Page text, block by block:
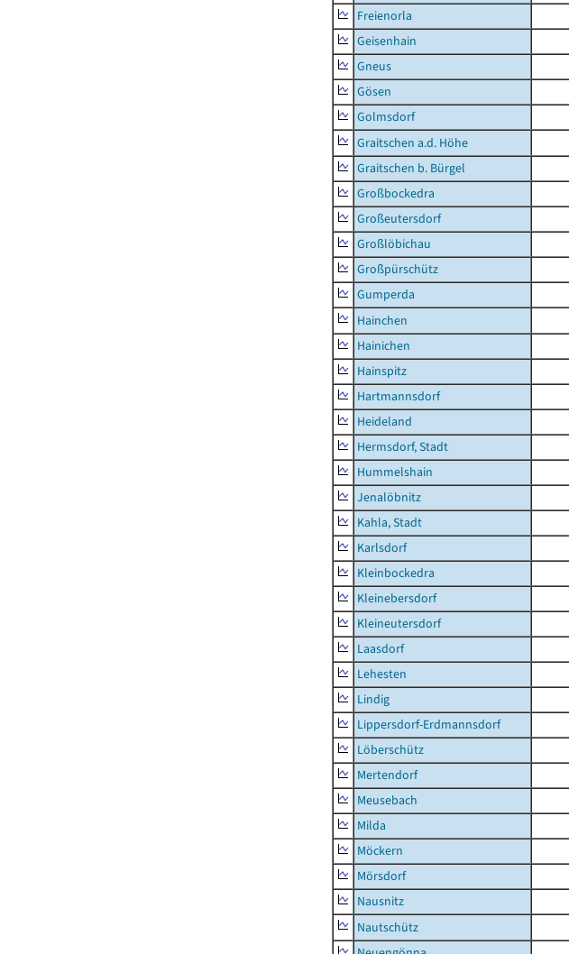
Freienorla
Geisenhain
Gneus
Gösen
Golmsdorf
Graitschen a.d. Höhe
Graitschen b. Bürgel
Großbockedra
Großeutersdorf
Großlöbichau
Großpürschütz
Gumperda
Hainchen
Hainichen
Hainspitz
Hartmannsdorf
Heideland
Hermsdorf, Stadt
Hummelshain
Jenalöbnitz
Kahla, Stadt
Karlsdorf
Kleinbockedra
Kleinebersdorf
Kleineutersdorf
Laasdorf
Lehesten
Lindig
Lippersdorf-Erdmannsdorf
Löberschütz
Mertendorf
Meusebach
Milda
Möckern
Mörsdorf
Nausnitz
Nautschütz